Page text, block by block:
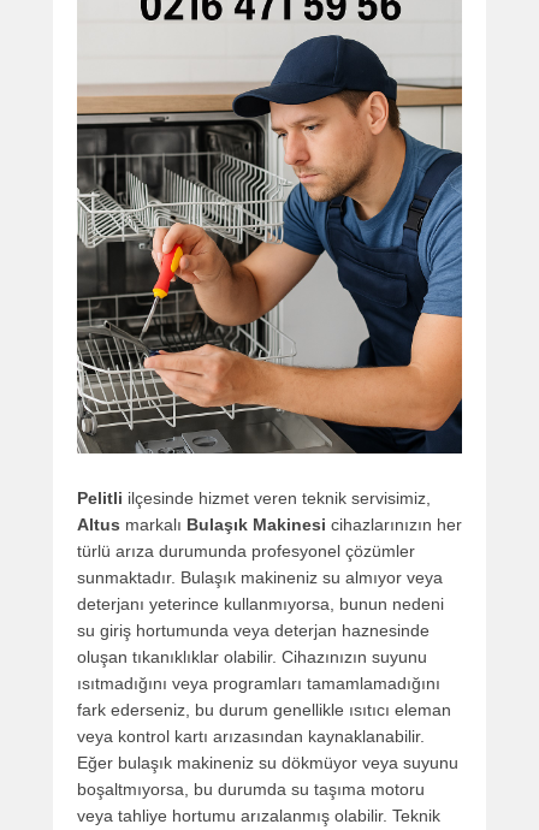
Pelitli ilçesinde hizmet veren teknik servisimiz,
Altus markalı Bulaşık Makinesi cihazlarınızın her
türlü arıza durumunda profesyonel çözümler
sunmaktadır. Bulaşık makineniz su almıyor veya
deterjanı yeterince kullanmıyorsa, bunun nedeni
su giriş hortumunda veya deterjan haznesinde
oluşan tıkanıklıklar olabilir. Cihazınızın suyunu
ısıtmadığını veya programları tamamlamadığını
fark ederseniz, bu durum genellikle ısıtıcı eleman
veya kontrol kartı arızasından kaynaklanabilir.
Eğer bulaşık makineniz su dökmüyor veya suyunu
boşaltmıyorsa, bu durumda su taşıma motoru
veya tahliye hortumu arızalanmış olabilir. Teknik